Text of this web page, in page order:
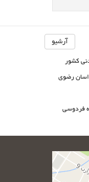
آرشیو
کشور
رضوی
فردوسی